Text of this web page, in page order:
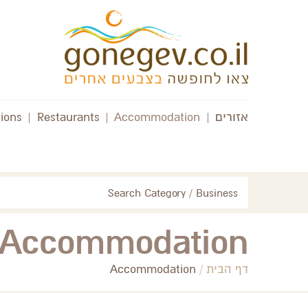
אזורים |
Accommodation
|
Restaurants
|
Search Category / Business
דף הבית /
Accommodation